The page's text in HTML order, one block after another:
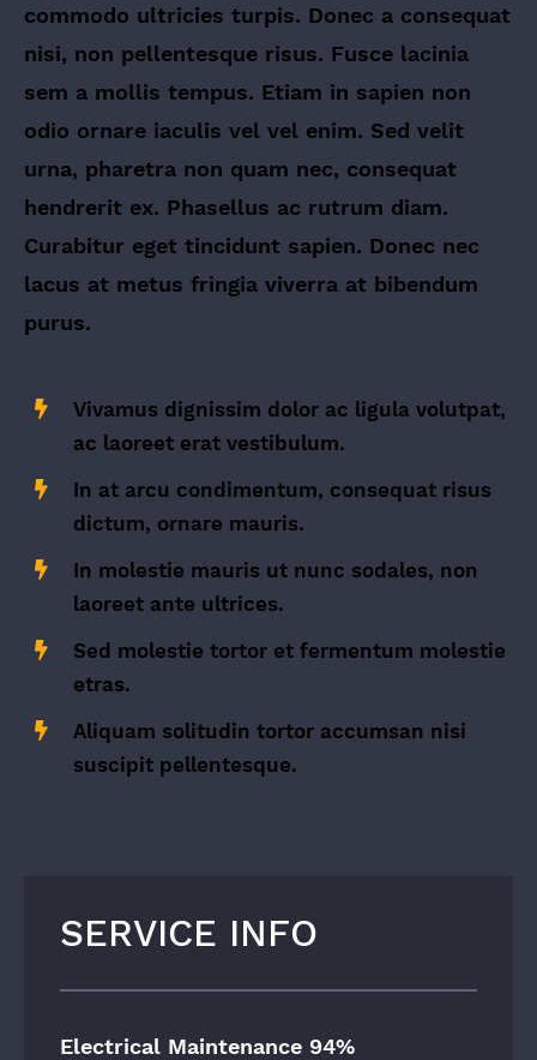
commodo ultricies turpis. Donec a consequat
nisi, non pellentesque risus. Fusce lacinia
sem a mollis tempus. Etiam in sapien non
odio ornare iaculis vel vel enim. Sed velit
urna, pharetra non quam nec, consequat
hendrerit ex. Phasellus ac rutrum diam.
Curabitur eget tincidunt sapien. Donec nec
lacus at metus fringia viverra at bibendum
purus.
Vivamus dignissim dolor ac ligula volutpat,
ac laoreet erat vestibulum.
In at arcu condimentum, consequat risus
dictum, ornare mauris.
In molestie mauris ut nunc sodales, non
laoreet ante ultrices.
Sed molestie tortor et fermentum molestie
etras.
Aliquam solitudin tortor accumsan nisi
suscipit pellentesque.
SERVICE INFO
Electrical Maintenance 94%